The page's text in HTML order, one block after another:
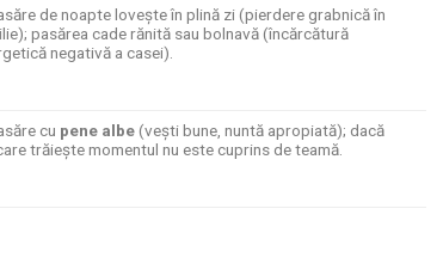
de noapte lovește în plină zi (pierdere grabnică în
pasărea cade rănită sau bolnavă (încărcătură
negativă a casei).
cu pene albe(vești bune, nuntă apropiată); dacă
trăiește momentul nu este cuprins de teamă.